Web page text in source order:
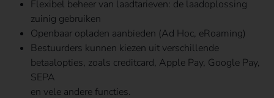
Flexibel beheer van laadtarieven: de laadoplossing
zuinig gebruiken
Openbaar opladen aanbieden (Ad Hoc, eRoaming)
Bestuurders kunnen kiezen uit verschillende
betaalopties, zoals creditcard, Apple Pay, Google Pay,
SEPA
en vele andere functies.